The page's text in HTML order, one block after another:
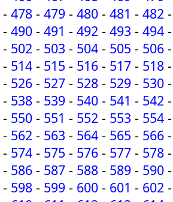
- 478 - 479 - 480 - 481 - 482 -
- 490 - 491 - 492 - 493 - 494 -
- 502 - 503 - 504 - 505 - 506 -
- 514 - 515 - 516 - 517 - 518 -
- 526 - 527 - 528 - 529 - 530 -
- 538 - 539 - 540 - 541 - 542 -
- 550 - 551 - 552 - 553 - 554 -
- 562 - 563 - 564 - 565 - 566 -
- 574 - 575 - 576 - 577 - 578 -
- 586 - 587 - 588 - 589 - 590 -
- 598 - 599 - 600 - 601 - 602 -